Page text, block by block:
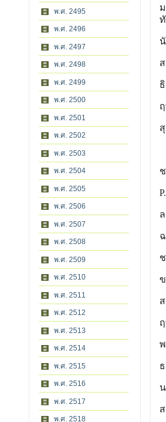
พ.ศ. 2495
พ.ศ. 2496
พ.ศ. 2497
พ.ศ. 2498
พ.ศ. 2499
พ.ศ. 2500
พ.ศ. 2501
พ.ศ. 2502
พ.ศ. 2503
พ.ศ. 2504
พ.ศ. 2505
พ.ศ. 2506
พ.ศ. 2507
พ.ศ. 2508
พ.ศ. 2509
พ.ศ. 2510
พ.ศ. 2511
พ.ศ. 2512
พ.ศ. 2513
พ.ศ. 2514
พ.ศ. 2515
พ.ศ. 2516
พ.ศ. 2517
พ.ศ. 2518